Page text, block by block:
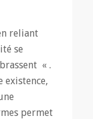
reliant
se
« .
existence,
permet